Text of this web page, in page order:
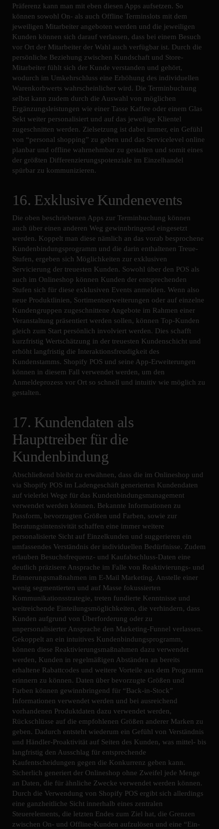
Präferenz kann man mit eben diesen Apps aufsetzen. So
können sowohl On- als auch Offline Terminslots mit dem
jeweiligen Mitarbeiter angeboten werden und die jeweiligen
Kunden können sich darauf verlassen, dass bei einem Besuch
vor Ort der Mitarbeiter der Wahl auch verfügbar ist. Durch die
persönliche Beziehung zwischen Kundschaft und Store-
Mitarbeiter fühlt sich der Kunde verstanden und gehört,
wodurch im Umkehrschluss eine Erhöhung des individuellen
Warenkorbwerts wahrscheinlicher wird. Die Terminbuchung
selbst kann zudem durch die Auswahl von möglichen
Ergänzungsleistungen wie einer Tasse Kaffee oder einem Glas
Sekt weiter personalisiert und auf das jeweilige Klientel
zugeschnitten werden. Zielsetzung ist dabei immer, ein Gefühl
von “personal shopping” zu geben und das Servicelevel online
planbar und offline wahrnehmbar zu gestalten und somit eines
der größten Differenzierungspotenziale im Einzelhandel
spürbar zu kommunizieren.
16. Exklusive Kundenevents
Die oben beschriebenen Apps zur Terminbuchung können
auch über einen anderen Weg gewinnbringend eingesetzt
werden. Koppelt man diese nämlich an das vorab besprochene
Kundenbindungsprogramm und die darin enthaltenen Treue-
Stufen, ergeben sich Möglichkeiten zur exklusiven
Servicierung der treuesten Kunden. Sowohl über den POS als
auch im Onlineshop können Kunden der entsprechenden
Stufen sich für diese exklusiven Events anmelden. Wenn also
neue Produktlinien, Sortimentserweiterungen oder auf einzelne
Kundengruppen zugeschnittene Angebote im Rahmen einer
Veranstaltung präsentiert werden sollen, können Top-Kunden
gleich zum Start persönlich involviert werden. Dies schafft
kurzfristig Wertschätzung in der treuesten Kundenschicht und
erhöht langfristig die Interaktionsfreudigkeit des
Kundenstamms. Shopify POS und seine App-Erweiterungen
können in diesem Fall verwendet werden, um den
Anmeldeprozess vor Ort so schnell und intuitiv wie möglich zu
gestalten.
17. Kundendaten als
Haupttreiber für die
Kundenbindung
Abschließend bleibt zu erwähnen, dass die im Onlineshop und
via Shopify POS im Ladengeschäft generierten Kundendaten
auf vielerlei Wege für das Kundenbindungsmanagement
verwendet werden können. Bekannte Informationen zu
Passform, bevorzugten Größen und Farben, sowie zur
Beratungsintensivität schaffen eine immer weitere
personalisierte Sicht auf Einzelkunden und suggerieren ein
umfassendes Verständnis der individuellen Bedürfnisse. Zudem
erlauben Besuchsfrequenz- und Kaufabschluss-Daten eine
deutlich präzisere Ansprache im Falle von Reaktivierungs- und
Erinnerungsmaßnahmen im E-Mail Marketing. Anstelle einer
wenig segmentierten und auf Masse fokussierten
Kommunikationsstrategie, treten fundierte Kenntnisse und
weitreichende Einteilungsmöglichkeiten, die verhindern, dass
Kunden aufgrund von Überforderung oder zu
unpersonalisierter Ansprache den Marketing-Funnel verlassen.
Gekoppelt an ein intuitives Kundenbindungsprogramm,
können diese Reaktivierungsmaßnahmen dazu verwendet
werden, Kunden in regelmäßigen Abständen an bereits
erhaltene Rabattcodes und weitere Vorteile aus dem Programm
erinnern zu können. Daten über bevorzugte Größen und
Farben können gewinnbringend für “Back-in-Stock”
Informationen verwendet werden und bei ausreichend
vorhandenen Produktdaten dazu verwendet werden,
Rückschlüsse auf die empfohlenen Größen anderer Marken zu
geben. Dadurch entsteht wiederum ein Gefühl von Verständnis
und Händler-Proaktivität auf Seiten des Kunden, was mittel- bis
langfristig den Ausschlag für entsprechende
Kaufentscheidungen gegen die Konkurrenz geben kann.
Sicherlich generiert der Onlineshop ohne Zweifel jede Menge
an Daten, die für ähnliche Zwecke verwendet werden können.
Durch die Verwendung von Shopify POS ergibt sich allerdings
eine ganzheitliche Sicht innerhalb eines zentralen
Steuerelements, die letzten Endes zum Ziel hat, die Grenzen
zwischen On- und Offline-Kunden aufzulösen und eine “Ein-